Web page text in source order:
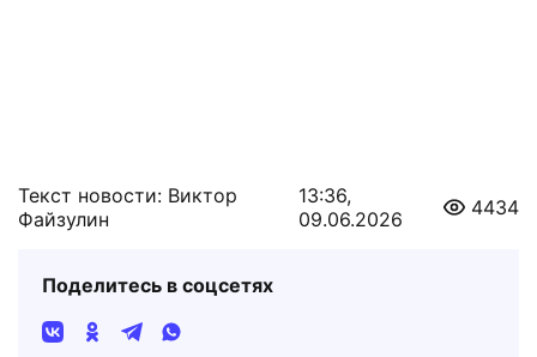
Текст новости: Виктор
Файзулин
13:36,
09.06.2026
4434
Поделитесь в соцсетях